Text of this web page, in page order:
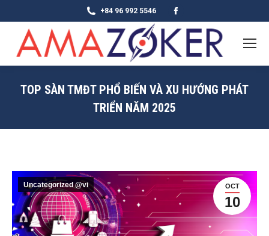
+84 96 992 5546
page
opens
in
window
TOP SÀN TMĐT PHỔ BIẾN VÀ XU HƯỚNG PHÁT
TRIỂN NĂM 2025
OCT
10
Uncategorized @vi